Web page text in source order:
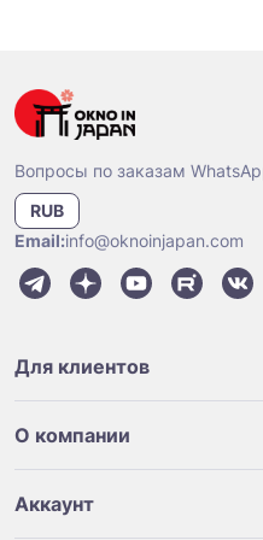
Вопросы по заказам
RUB
Email:info@oknoinjapan.com
Для клиентов
О компании
Аккаунт